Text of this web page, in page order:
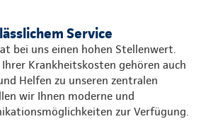
Service
bei uns einen hohen Stellenwert.
Krankheitskosten gehören auch
Helfen zu unseren zentralen
wir Ihnen moderne und
zur Verfügung.